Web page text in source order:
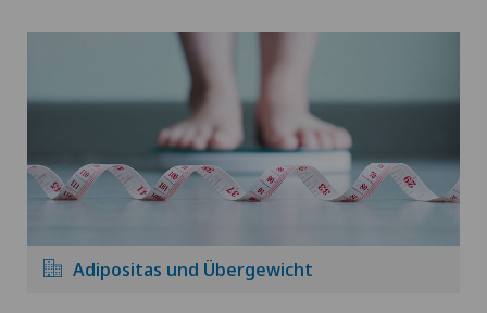
Adipositas und Übergewicht